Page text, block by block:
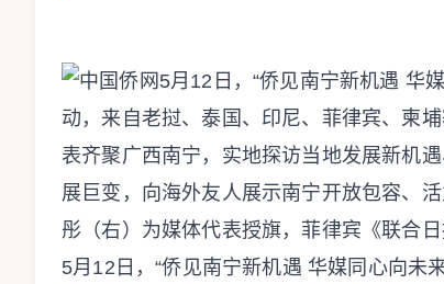
5月12日，“侨见南宁新机遇 华媒同心向未